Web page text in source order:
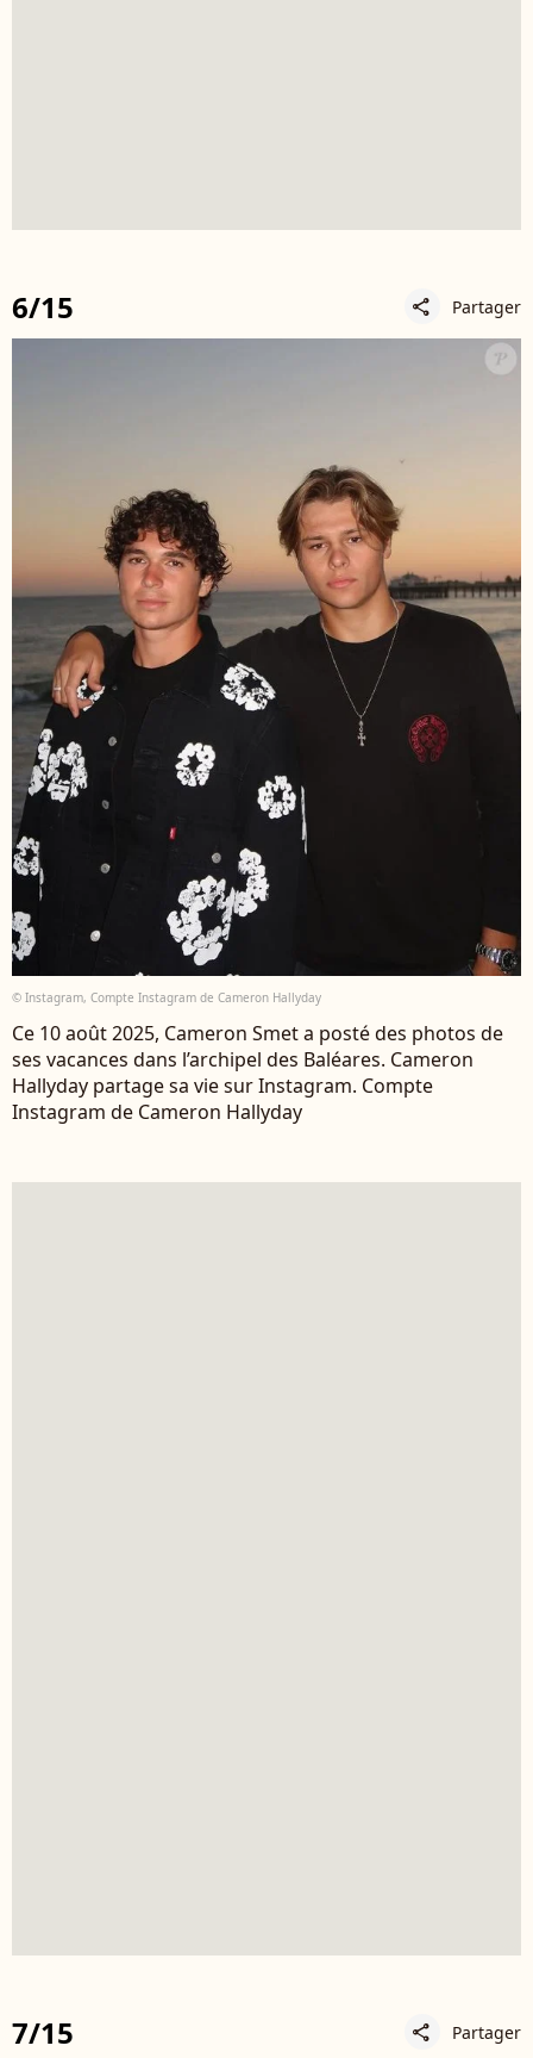
6/15 share Partager
© Instagram, Compte Instagram de Cameron Hallyday
Ce 10 août 2025, Cameron Smet a posté des photos de
ses vacances dans l’archipel des Baléares. Cameron
Hallyday partage sa vie sur Instagram. Compte
Instagram de Cameron Hallyday
7/15 share Partager